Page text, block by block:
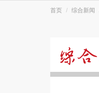
首页 综合新闻